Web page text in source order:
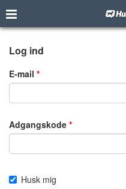
Log ind
E-mail
Adgangskode
Husk mig